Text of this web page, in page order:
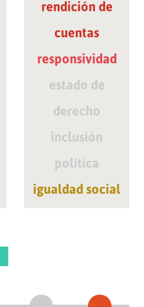
rendición de
cuentas
responsividad
estado de
derecho
inclusión
política
igualdad social